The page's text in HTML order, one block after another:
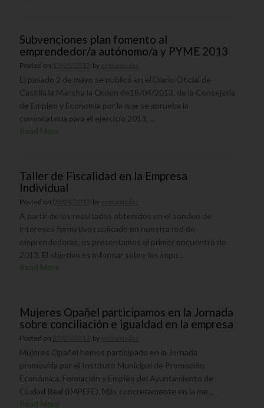
Subvenciones plan fomento al
emprendedor/a autónomo/a y PYME 2013
Posted on by
El pasado 2 de mayo se publicó en el Diario Oficial de
Castilla la Mancha la Orden de18/04/2013, de la Consejería
de Empleo y Economía por la que se aprueba la
convocatoria para el ejercicio 2013, ...
Read More
Taller de Fiscalidad en la Empresa
Individual
Posted on by
A partir de los resultados obtenidos en el sondeo de
intereses formativos aplicado en nuestra red de
emprendedoras, os presentamos el primer encuentro de
2013. El objetivo es informar sobre los impu...
Read More
Mujeres Opañel participamos en la Jornada
sobre conciliación e igualdad en la empresa
Posted on by
Mujeres Opañel hemos participado en la Jornada
promovida por el Instituto Municipal de Promoción
Económica, Formación y Empleo del Ayuntamiento de
Ciudad Real (IMPEFE). Más concretamente en la me...
Read More